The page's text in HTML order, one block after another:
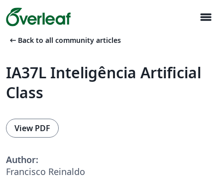
menu
arrow_left_alt Back to all community articles
IA37L Inteligência Artificial
Class
View PDF
Author:
Francisco Reinaldo